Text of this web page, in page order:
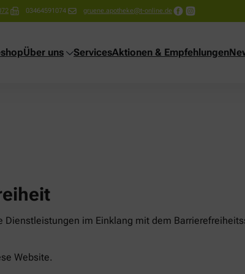
03464591074 gruene.apotheke@t-online.de
Über uns ServicesAktionen & Empfehlungen
im Einklang mit dem
Website.